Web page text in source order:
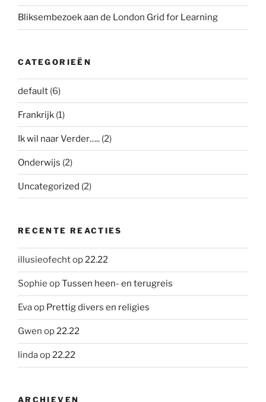
Bliksembezoek aan de London Grid for Learning
CATEGORIEËN
default (6)
Frankrijk (1)
Ik wil naar Verder….. (2)
Onderwijs (2)
Uncategorized (2)
RECENTE REACTIES
illusieofechtop22.22
Sophie opTussen heen- en terugreis
Evaop Prettig divers en religies
Gwen op22.22
lindaop22.22
ARCHIEVEN